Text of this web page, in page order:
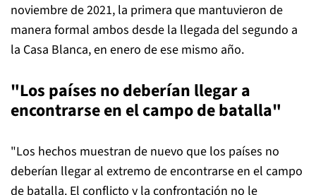
noviembre de 2021, la primera que mantuvieron de
manera formal ambos desde la llegada del segundo a
la Casa Blanca, en enero de ese mismo año.
"Los países no deberían llegar a
encontrarse en el campo de batalla"
"Los hechos muestran de nuevo que los países no
deberían llegar al extremo de encontrarse en el campo
de batalla. El conflicto y la confrontación no le